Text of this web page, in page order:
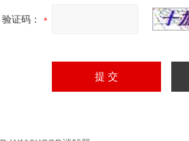
验证码：